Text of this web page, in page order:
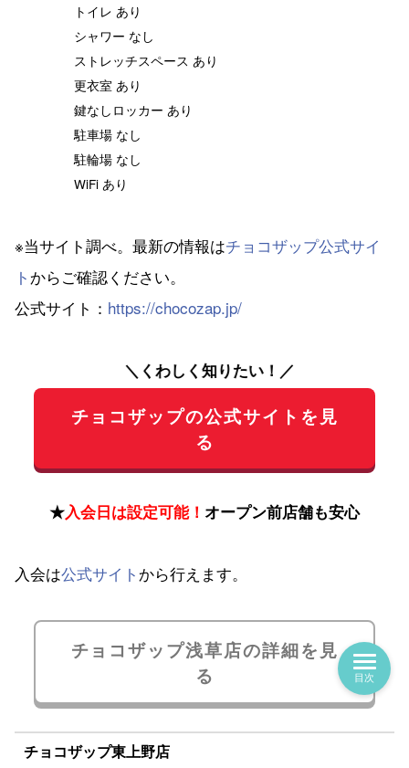
トイレ あり
シャワー なし
ストレッチスペース あり
更衣室 あり
鍵なしロッカー あり
駐車場 なし
駐輪場 なし
WiFi あり
※当サイト調べ。最新の情報はチョコザップ公式サイ
ト からご確認ください。
公式サイト： https://chocozap.jp/
＼くわしく知りたい！／
チョコザップの公式サイトを見
る
★入会日は設定可能！ オープン前店舗も安心
入会は公式サイト から行えます。
チョコザップ浅草店の詳細を見
る
チョコザップ東上野店
目次